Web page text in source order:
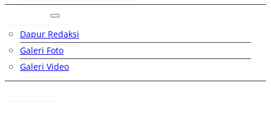
Dapur Redaksi
Galeri Foto
Galeri Video